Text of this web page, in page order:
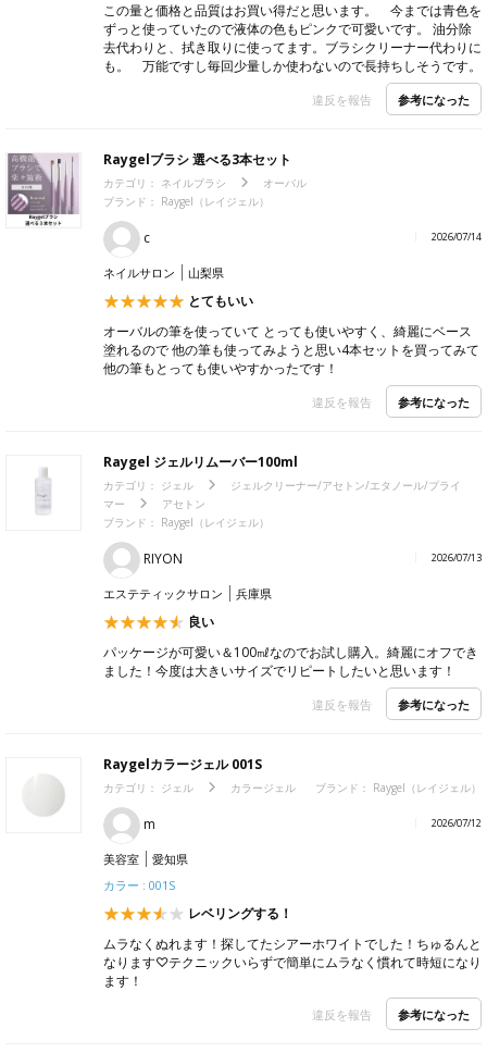
この量と価格と品質はお買い得だと思います。 今までは青色を
ずっと使っていたので液体の色もピンクで可愛いです。 油分除
去代わりと、拭き取りに使ってます。ブラシクリーナー代わりに
も。 万能ですし毎回少量しか使わないので長持ちしそうです。
違反を報告 参考になった
Raygelブラシ 選べる3本セット
カテゴリ： ネイルブラシ
オーバル
ブランド： Raygel（レイジェル）
c 2026/07/14
ネイルサロン 山梨県
とてもいい
オーバルの筆を使っていて とっても使いやすく、綺麗にベース
塗れるので 他の筆も使ってみようと思い4本セットを買ってみて
他の筆もとっても使いやすかったです！
違反を報告 参考になった
Raygel ジェルリムーバー100ml
カテゴリ： ジェル
ジェルクリーナー/アセトン/エタノール/プライ
マー
アセトン
ブランド： Raygel（レイジェル）
RIYON 2026/07/13
エステティックサロン 兵庫県
良い
パッケージが可愛い＆100㎖なのでお試し購入。綺麗にオフでき
ました！今度は大きいサイズでリピートしたいと思います！
違反を報告 参考になった
Raygelカラージェル 001S
カテゴリ： ジェル カラージェル ブランド： Raygel（レイジェル）
m 2026/07/12
美容室
愛知県
カラー : 001S
レベリングする！
ムラなくぬれます！探してたシアーホワイトでした！ちゅるんと
なります♡テクニックいらずで簡単にムラなく慣れて時短になり
ます！
違反を報告 参考になった